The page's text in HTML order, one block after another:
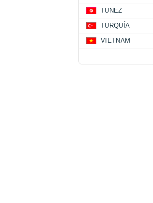
TUNEZ
TURQUÍA
VIETNAM